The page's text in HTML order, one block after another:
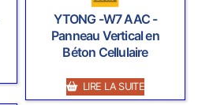
YTONG -W7 AAC -
Panneau Vertical en
Béton Cellulaire
LIRE LA SUITE